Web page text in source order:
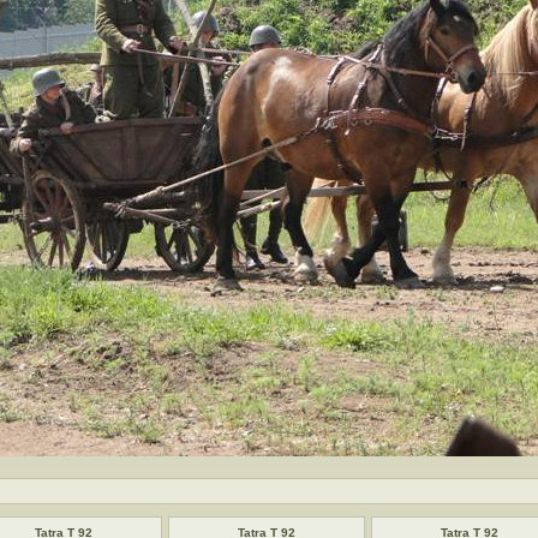
Tatra T 92 Tatra T 92 Tatra T 92